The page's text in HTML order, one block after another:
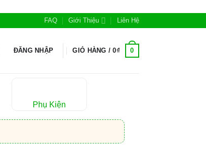
FAQ Giới Thiệu Liên Hệ
ĐĂNG NHẬP GIỎ HÀNG /0₫ 0
Phụ Kiện